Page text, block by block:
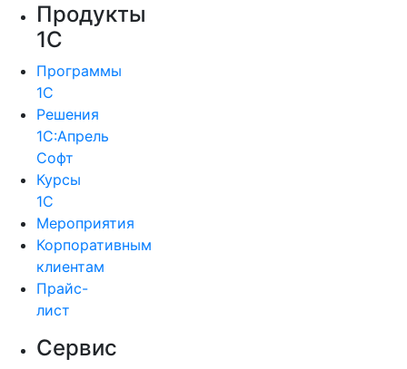
Продукты
1С
Программы
1С
Решения
1С:Апрель
Софт
Курсы
1С
Мероприятия
Корпоративным
клиентам
Прайс-
лист
Сервис